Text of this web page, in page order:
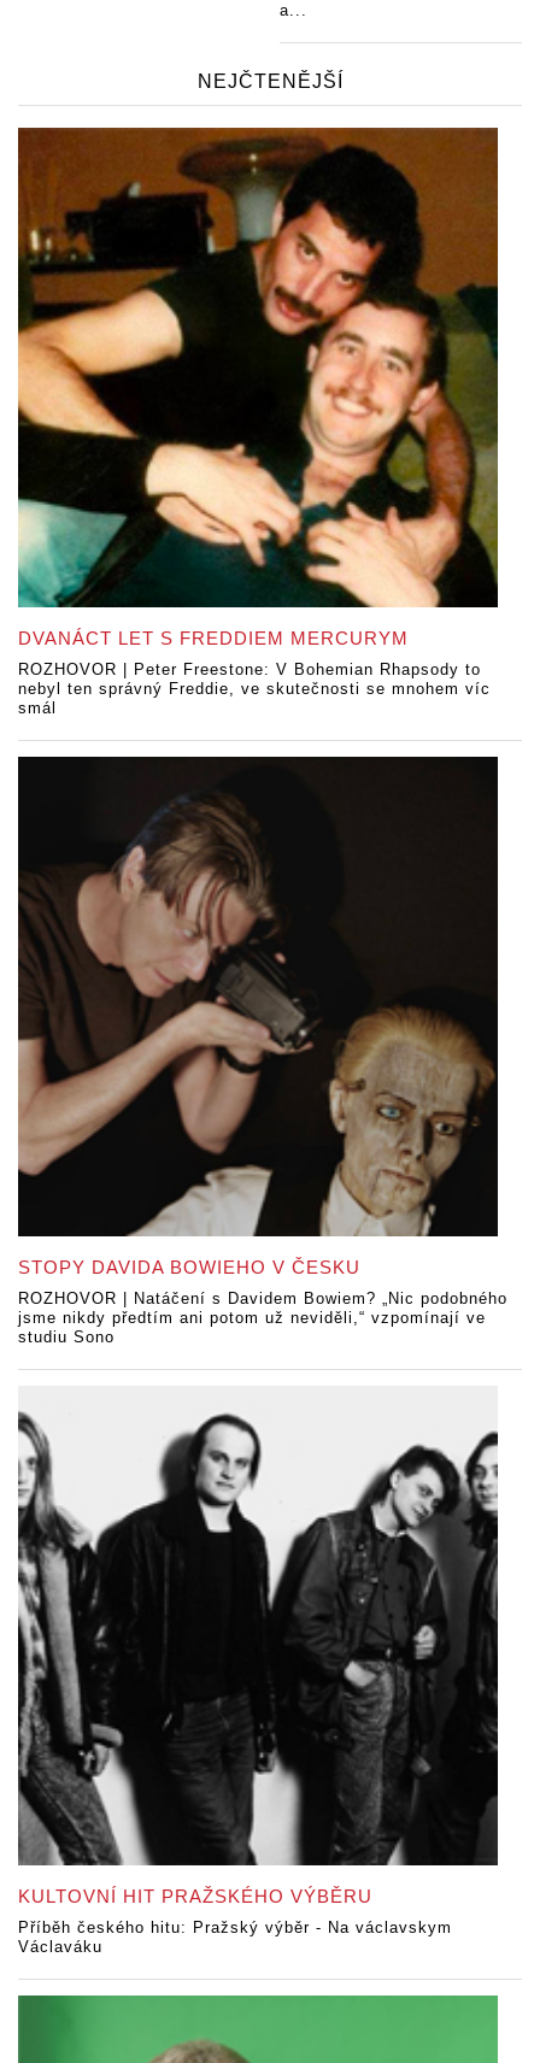
a...
NEJČTENĚJŠÍ
DVANÁCT LET S FREDDIEM MERCURYM
ROZHOVOR | Peter Freestone: V Bohemian Rhapsody to
nebyl ten správný Freddie, ve skutečnosti se mnohem víc
smál
STOPY DAVIDA BOWIEHO V ČESKU
ROZHOVOR | Natáčení s Davidem Bowiem? „Nic podobného
jsme nikdy předtím ani potom už neviděli,“ vzpomínají ve
studiu Sono
KULTOVNÍ HIT PRAŽSKÉHO VÝBĚRU
Příběh českého hitu: Pražský výběr - Na václavskym
Václaváku